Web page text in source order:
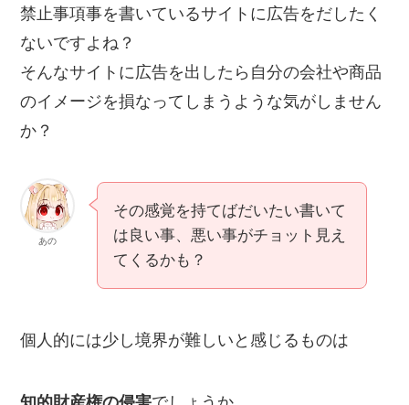
禁止事項事を書いているサイトに広告をだしたく
ないですよね？
そんなサイトに広告を出したら自分の会社や商品
のイメージを損なってしまうような気がしません
か？
あの
その感覚を持てばだいたい書いて
は良い事、悪い事がチョット見え
てくるかも？
個人的には少し境界が難しいと感じるものは